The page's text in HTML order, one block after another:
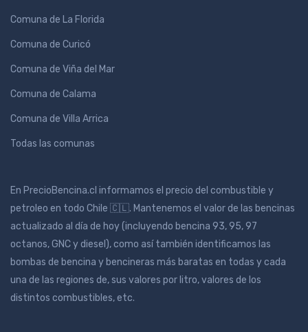
Comuna de La Florida
Comuna de Curicó
Comuna de Viña del Mar
Comuna de Calama
Comuna de Villa Arrica
Todas las comunas
En PrecioBencina.cl informamos el precio del combustible y
petroleo en todo Chile 🇨🇱. Mantenemos el valor de las bencinas
actualizado al día de hoy (incluyendo bencina 93, 95, 97
octanos, GNC y diesel), como así también identificamos las
bombas de bencina y bencineras más baratas en todas y cada
una de las regiones de, sus valores por litro, valores de los
distintos combustibles, etc.